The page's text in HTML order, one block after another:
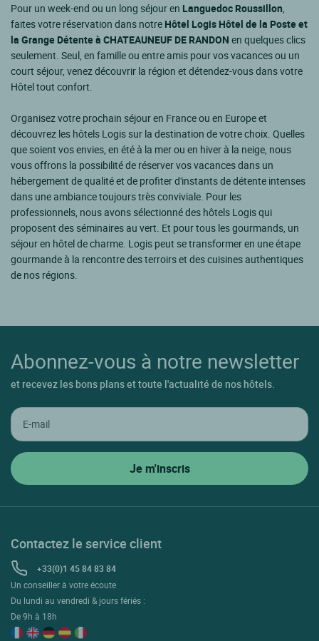
Pour un week-end ou un long séjour en Languedoc Roussillon
faites votre réservation dans notre Hôtel Logis Hôtel de la Poste et
la Grange Détente à CHATEAUNEUF DE RANDON en quelques clics
seulement. Seul, en famille ou entre amis pour vos vacances ou un
court séjour, venez découvrir la région et détendez-vous dans votre
Hôtel tout confort.
Organisez votre prochain séjour en France ou en Europe et
découvrez les hôtels Logis sur la destination de votre choix. Quelles
que soient vos envies, en été à la mer ou en hiver à la neige, nous
vous offrons la possibilité de réserver vos vacances dans un
hébergement de qualité et de profiter d'instants de détente intenses
dans une ambiance toujours très conviviale. Pour les
professionnels, nous avons sélectionné des hôtels Logis qui
proposent des séminaires au vert. Et pour tous les gourmands, un
séjour en hôtel de charme. Logis peut se transformer en une étape
gourmande à la rencontre des terroirs et des cuisines authentiques
de nos régions.
Abonnez-vous à notre newsletter
et recevez les bons plans et toute l'actualité de nos hôtels.
Contactez le service client
+33(0)1 45 84 83 84
Un conseiller à votre écoute
Du lundi au vendredi & jours fériés :
De 9h à 18h